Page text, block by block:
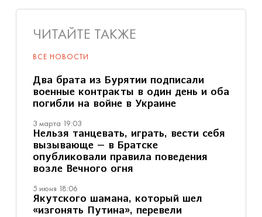
ЧИТАЙТЕ ТАКЖЕ
ВСЕ НОВОСТИ
Два брата из Бурятии подписали
военные контракты в один день и оба
погибли на войне в Украине
3 марта 19:03
Нельзя танцевать, играть, вести себя
вызывающе — в Братске
опубликовали правила поведения
возле Вечного огня
5 июня 18:06
Якутского шамана, который шел
«изгонять Путина», перевели